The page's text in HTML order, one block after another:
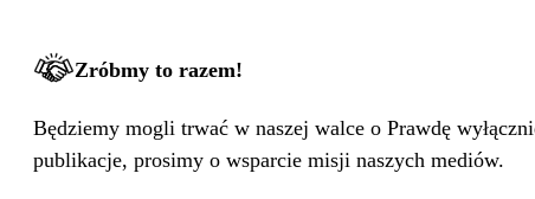
Zróbmy to razem!
Będziemy mogli trwać w naszej walce o Prawdę
publikacje, prosimy o wsparcie misji naszych mediów.